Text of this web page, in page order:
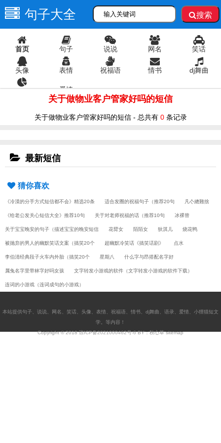
句子大全 搜索
首页 句子 说说 网名 笑话
头像 表情 祝福语 情书 dj舞曲
爱情
关于做物业客户管家好吗的短信
关于做物业客户管家好吗的短信 - 总共有 0条记录
最新短信
猜你喜欢
《冷漠的分手方式短信都不会》精选20条 适合发圈的祝福句子（推荐20句 凡亽總難捨
《给老公发关心短信大全》推荐10句 关于对老师祝福的话（推荐10句 冰裸替
关于宝宝晚安的句子（描述宝宝的晚安短信 花臂女 陌陌女 狄淇儿 烧花鸭
被抛弃的男人的幽默笑话文案（搞笑20个 超幽默冷笑话《搞笑话剧》 点水
李伯清经典段子火车内外胎（搞笑20个 星期八 什么字与昂搭配名字好
属兔名字里带林字好吗女孩 文字转发小游戏的软件（文字转发小游戏的软件下载）
连词的小游戏（连词成句的小游戏）
本站提供句子 说说 网名 笑话 头像 表情 祝福语 情书 dj舞曲 语录 爱情
小狸猫短文
学 。等内容！
Copyright © 2018琼ICP备2021000462号-6BY：秋心草sitemap